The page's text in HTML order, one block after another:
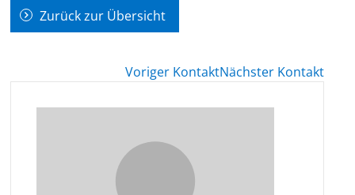
Zurück zur Übersicht
Voriger KontaktNächster Kontakt